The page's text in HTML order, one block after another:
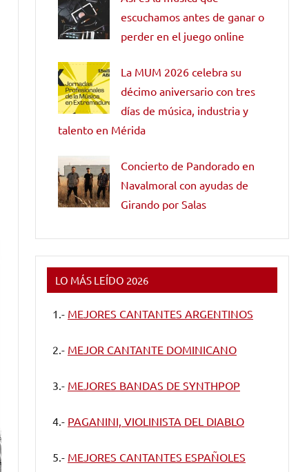
escuchamos antes de ganar o
perder en el juego online
La MUM 2026 celebra su
décimo aniversario con tres
días de música, industria y
talento en Mérida
Concierto de Pandorado en
Navalmoral con ayudas de
Girando por Salas
LO MÁS LEÍDO 2026
1.- MEJORES CANTANTES ARGENTINOS
2.- MEJOR CANTANTE DOMINICANO
3.- MEJORES BANDAS DE SYNTHPOP
4.- PAGANINI, VIOLINISTA DEL DIABLO
5.- MEJORES CANTANTES ESPAÑOLES